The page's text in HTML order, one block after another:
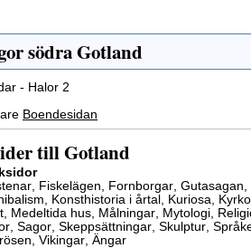
södra Gotland
- Halor 2
Boendesidan
till Gotland
, Fiskelägen, Fornborgar, Gutasagan,
, Konsthistoria i årtal , Kuriosa,
, Medeltida hus, Målningar, Mytologi,
, Sagor, Skeppsättningar, Skulptur,
, Vikingar, Ängar